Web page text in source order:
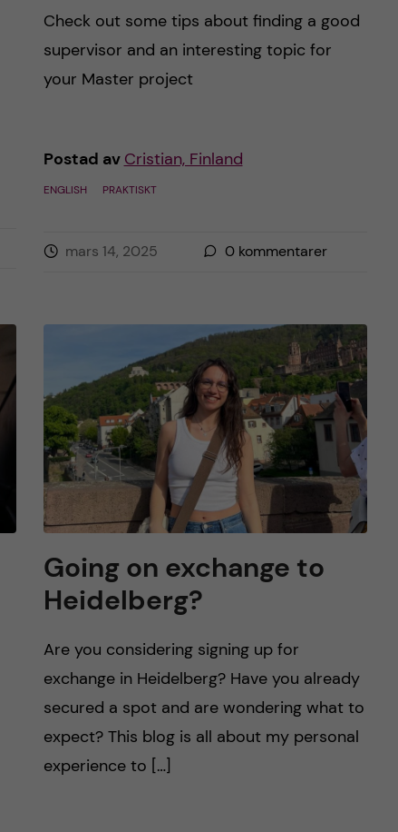
Check out some tips about finding a good
supervisor and an interesting topic for
your Master project
Postad av Cristian, Finland
ENGLISH PRAKTISKT
mars 14, 2025 0kommentarer
Going on exchange to
Heidelberg?
Are you considering signing up for
exchange in Heidelberg? Have you already
secured a spot and are wondering what to
expect? This blog is all about my personal
experience to […]